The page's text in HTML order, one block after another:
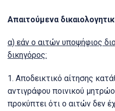
Απαιτούμενα
α) εάν ο αιτών υποψήφιος
δικηγόρος:
1. Αποδεικτικό αίτησης
αντιγράφου ποινικού
προκύπτει ότι ο αιτών δεν